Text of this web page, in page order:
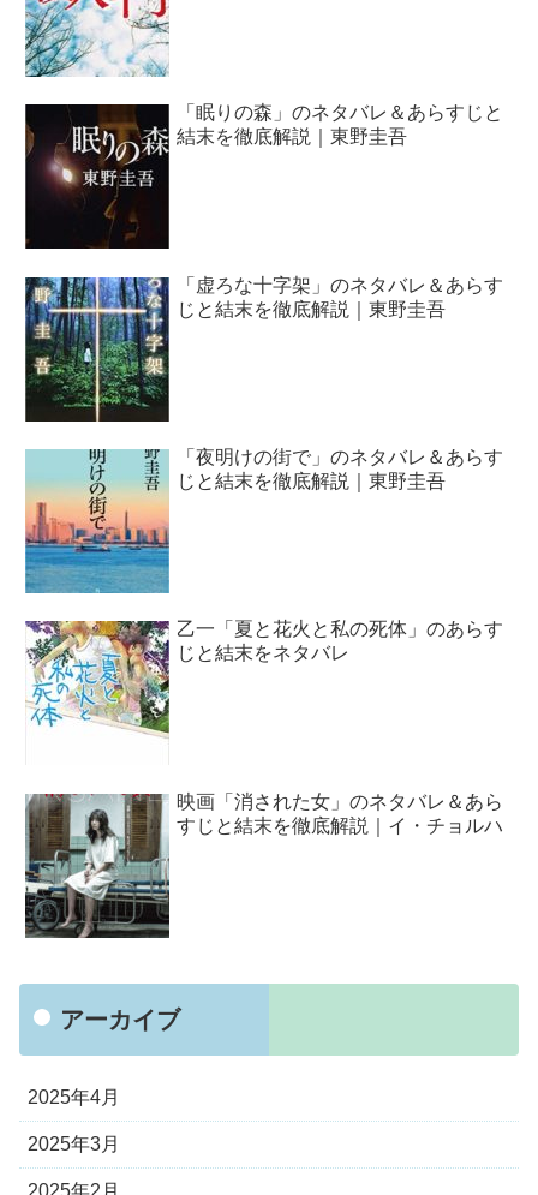
「眠りの森」のネタバレ＆あらすじと
結末を徹底解説｜東野圭吾
「虚ろな十字架」のネタバレ＆あらす
じと結末を徹底解説｜東野圭吾
「夜明けの街で」のネタバレ＆あらす
じと結末を徹底解説｜東野圭吾
乙一「夏と花火と私の死体」のあらす
じと結末をネタバレ
映画「消された女」のネタバレ＆あら
すじと結末を徹底解説｜イ・チョルハ
アーカイブ
2025年4月
2025年3月
2025年2月